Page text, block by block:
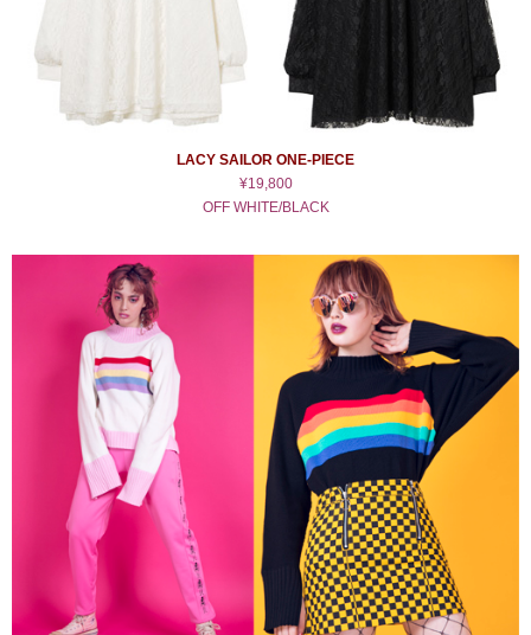
LACY SAILOR ONE-PIECE
¥19,800
OFF WHITE/BLACK